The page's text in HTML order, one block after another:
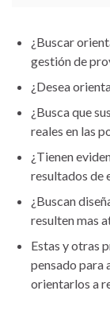
¿Buscar
gestión de
¿Desea
¿Busca que
reales en las
¿Tienen
resultados de
¿Buscan
resulten mas
Estas y otras
pensado para
orientarlos a